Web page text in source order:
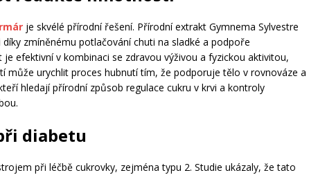
je skvélé přírodní řešení. Přírodní extrakt Gymnema Sylvestre
zmíněnému potlačování chuti na sladké a podpoře
efektivní v kombinaci se zdravou výživou a fyzickou aktivitou,
může urychlit proces hubnutí tím, že podporuje tělo v rovnováze a
hledají přírodní způsob regulace cukru v krvi a kontroly
diabetu
při léčbě cukrovky, zejména typu 2. Studie ukázaly, že tato